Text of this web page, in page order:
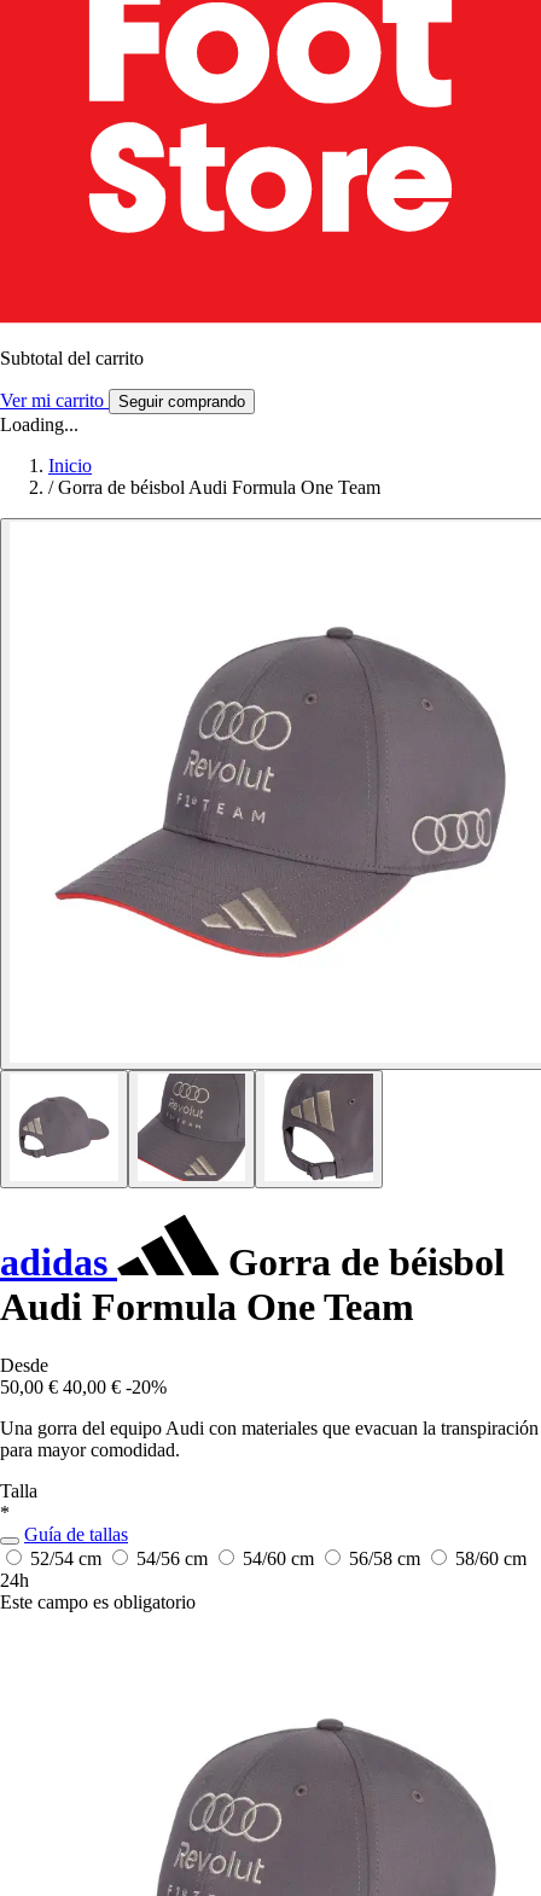
Subtotal del carrito
Ver mi carrito Seguir comprando
Loading...
Inicio
/ Gorra de béisbol Audi Formula One Team
adidas
Gorra de béisbol
Audi Formula One Team
Desde
50,00 € 40,00 € -20%
Una gorra del equipo Audi con materiales que evacuan la transpiración
para mayor comodidad.
Talla
*
Guía de tallas
52/54 cm
54/56 cm 54/60 cm 56/58 cm
58/60 cm
24h
Este campo es obligatorio